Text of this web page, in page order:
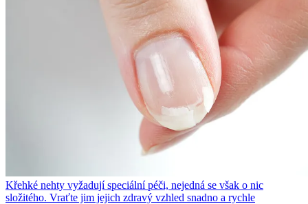
Křehké nehty vyžadují speciální péči, nejedná se však o nic
složitého. Vraťte jim jejich zdravý vzhled snadno a rychle